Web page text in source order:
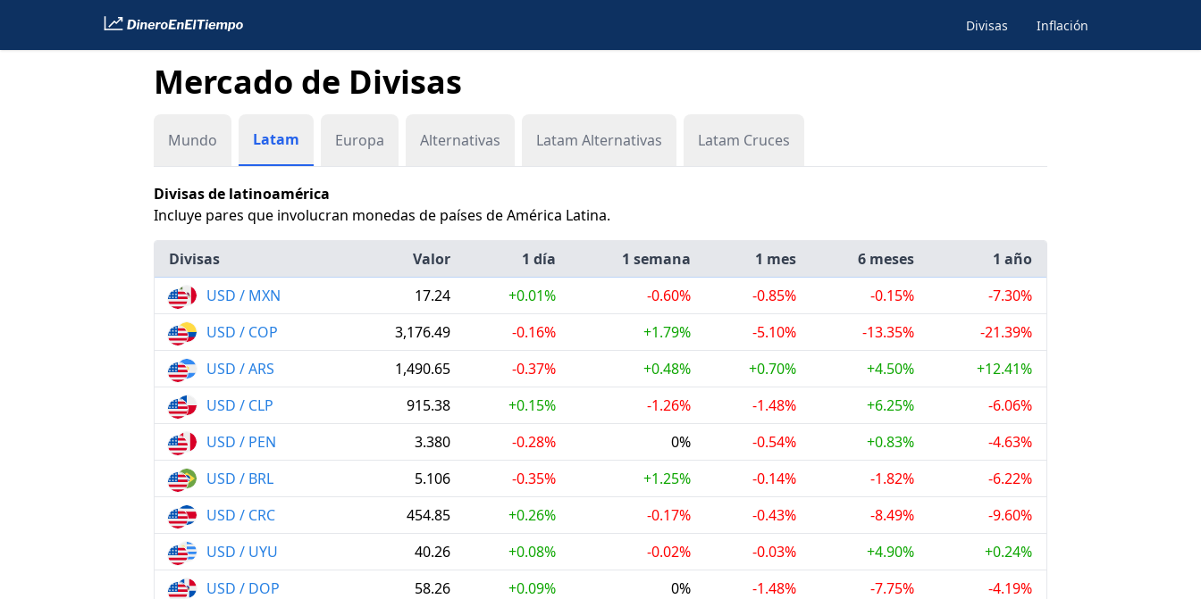
Divisas Inflación
Mercado de Divisas
Mundo Latam Europa Alternativas Latam Alternativas Latam Cruces
Divisas de latinoamérica
Incluye pares que involucran monedas de países de América Latina.
Divisas Valor 1 día 1 semana 1 mes 6 meses
1 año
USD / MXN
17.24 +0.01% -0.60% -0.85% -0.15%
-7.30%
USD / COP
3,176.49 -0.16% +1.79% -5.10% -13.35%
-21.39%
USD / ARS
1,490.65 -0.37% +0.48% +0.70% +4.50%
+12.41%
USD / CLP
915.38 +0.15% -1.26% -1.48% +6.25%
-6.06%
USD / PEN
3.380 -0.28% 0% -0.54% +0.83%
-4.63%
USD / BRL
5.106 -0.35% +1.25% -0.14% -1.82%
-6.22%
USD / CRC
454.85 +0.26% -0.17% -0.43% -8.49%
-9.60%
USD / UYU
40.26 +0.08% -0.02% -0.03% +4.90%
+0.24%
USD / DOP
58.26 +0.09% 0% -1.48% -7.75%
-4.19%